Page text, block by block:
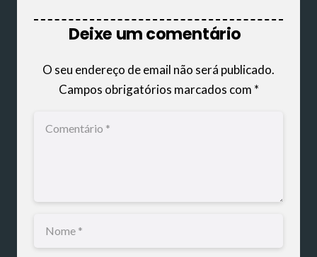
Deixe um comentário
O seu endereço de email não será publicado.
Campos obrigatórios marcados com *